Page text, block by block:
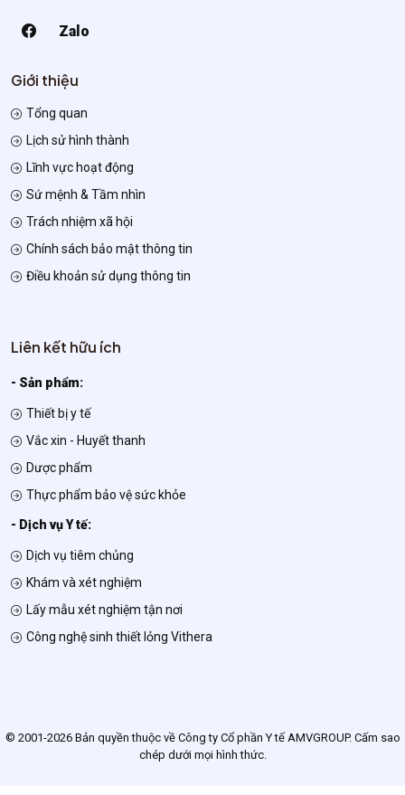
Zalo
Giới thiệu
Tổng quan
Lịch sử hình thành
Lĩnh vực hoạt động
Sứ mệnh & Tầm nhìn
Trách nhiệm xã hội
Chính sách bảo mật thông tin
Điều khoản sử dụng thông tin
Liên kết hữu ích
- Sản phẩm:
Thiết bị y tế
Vắc xin - Huyết thanh
Dược phẩm
Thực phẩm bảo vệ sức khỏe
- Dịch vụ Y tế:
Dịch vụ tiêm chủng
Khám và xét nghiệm
Lấy mẫu xét nghiệm tận nơi
Công nghệ sinh thiết lỏng Vithera
© 2001-2026 Bản quyền thuộc về Công ty Cổ phần Y tế AMVGROUP. Cấm sao
chép dưới mọi hình thức.